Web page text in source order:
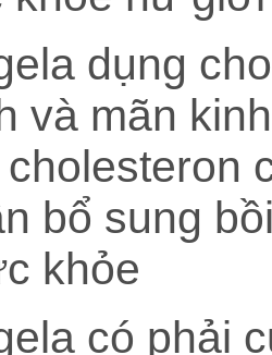
dụng
và mãn
bổ sung
khỏe
có phải